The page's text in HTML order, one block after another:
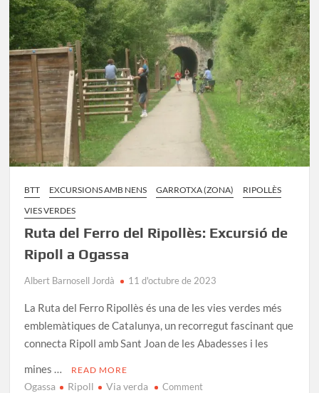
completa
de
la
ruta
BTT EXCURSIONS AMB NENS GARROTXA (ZONA)
RIPOLLÈS
VIES VERDES
Ruta del Ferro del Ripollès: Excursió de
Ripoll a Ogassa
Albert Barnosell Jordà 11 d'octubre de 2023
La Ruta del Ferro Ripollès és una de les vies verdes més
emblemàtiques de Catalunya, un recorregut fascinant que
connecta Ripoll amb Sant Joan de les Abadesses i les
mines …
READ MORE
Ogassa Ripoll Via verda Commenton